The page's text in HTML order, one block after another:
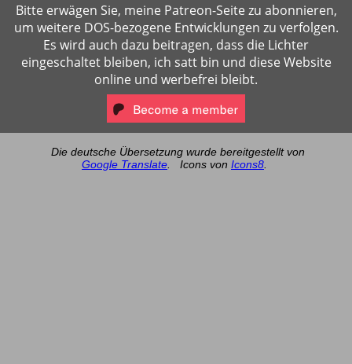
Bitte erwägen Sie, meine Patreon-Seite zu abonnieren,
um weitere DOS-bezogene Entwicklungen zu verfolgen.
Es wird auch dazu beitragen, dass die Lichter
eingeschaltet bleiben, ich satt bin und diese Website
online und werbefrei bleibt.
Die deutsche Übersetzung wurde bereitgestellt von
Google Translate
Icons von Icons8